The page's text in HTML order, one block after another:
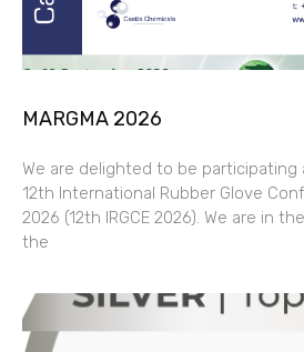
MARGMA 2026
We are delighted to be participating
12th International Rubber Glove
2026 (12th IRGCE 2026). We are in
the